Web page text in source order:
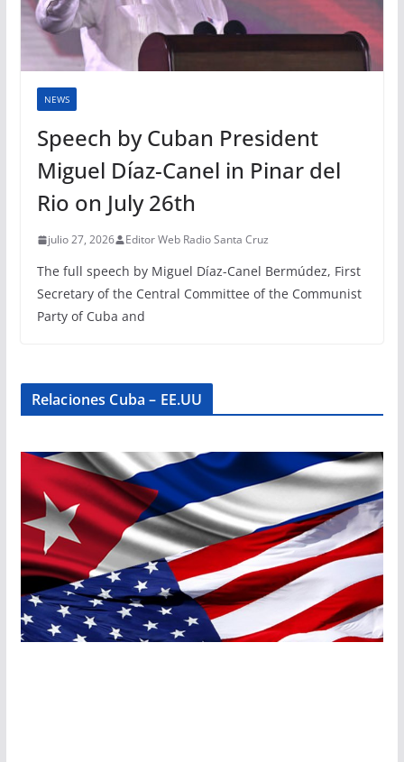
NEWS
Speech by Cuban President
Miguel Díaz-Canel in Pinar del
Rio on July 26th
julio 27, 2026 Editor Web Radio Santa Cruz
The full speech by Miguel Díaz-Canel Bermúdez, First
Secretary of the Central Committee of the Communist
Party of Cuba and
Relaciones Cuba – EE.UU